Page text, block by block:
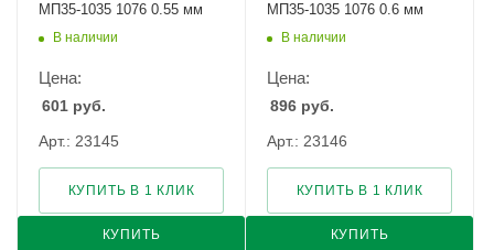
МП35-1035 1076 0.55 мм
В наличии
Цена:
601 руб.
Арт.: 23145
КУПИТЬ
КУПИТЬ В 1 КЛИК
МП35-1035 1076 0.6 мм
В наличии
Цена:
896 руб.
Арт.: 23146
КУПИТЬ
КУПИТЬ В 1 КЛИК